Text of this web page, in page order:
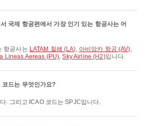
국제 항공편에서 가장 인기 있는 항공사는 어
항공사는 LATAM 칠레 (LA), 아비앙카 항공 (AV),
Lineas Aereas (PU),Sky Airline (H2)입니다.
코드는 무엇인가요?
다. 그리고 ICAO 코드는 SPJC입니다.